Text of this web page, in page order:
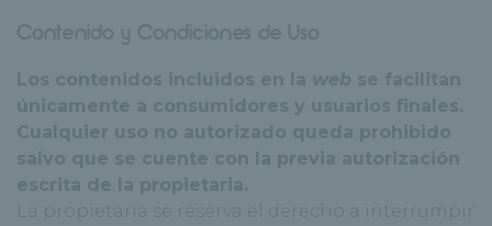
Contenido y Condiciones de Uso
Los contenidos incluidos en la web se facilitan
únicamente a consumidores y usuarios finales.
Cualquier uso no autorizado queda prohibido
salvo que se cuente con la previa autorización
escrita de la propietaria.
La propietaria se reserva el derecho a interrumpir